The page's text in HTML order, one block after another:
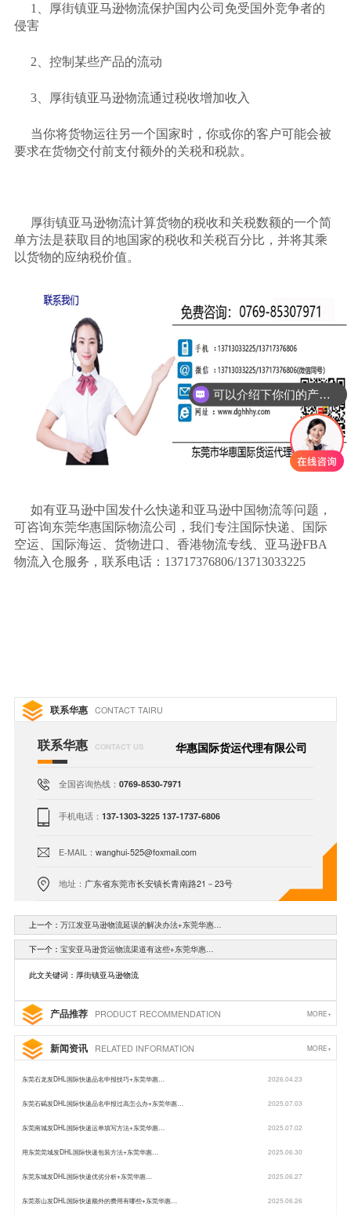
1、厚街镇亚马逊物流保护国内公司免受国外竞争者的
侵害
2、控制某些产品的流动
3、厚街镇亚马逊物流通过税收增加收入
当你将货物运往另一个国家时，你或你的客户可能会被
要求在货物交付前支付额外的关税和税款。
厚街镇亚马逊物流计算货物的税收和关税数额的一个简
单方法是获取目的地国家的税收和关税百分比，并将其乘
以货物的应纳税价值。
如有亚马逊中国发什么快递和亚马逊中国物流等问题，
可咨询东莞华惠国际物流公司，我们专注国际快递、国际
空运、国际海运、货物进口、香港物流专线、亚马逊FBA
物流入仓服务，联系电话：13717376806/13713033225
联系华惠 CONTACT TAIRU
联系华惠 CONTACT US 华惠国际货运代理有限公司
全国咨询热线：0769-8530-7971
手机电话：137-1303-3225 137-1737-6806
E-MAIL：wanghui-525@foxmail.com
地址： 广东省东莞市长安镇长青南路21－23号
上一个： 万江发亚马逊物流延误的解决办法+东莞华惠…
下一个： 宝安亚马逊货运物流渠道有这些+东莞华惠…
此文关键词：厚街镇亚马逊物流
产品推荐 PRODUCT RECOMMENDATION MORE+
新闻资讯 RELATED INFORMATION MORE+
东莞石龙发DHL国际快递品名申报技巧+东莞华惠… 2026.04.23
东莞石碣发DHL国际快递品名申报过高怎么办+东莞华惠… 2025.07.03
东莞南城发DHL国际快递运单填写方法+东莞华惠… 2025.07.02
用东莞莞城发DHL国际快递包装方法+东莞华惠… 2025.06.30
东莞东城发DHL国际快递优劣分析+东莞华惠… 2025.06.27
东莞茶山发DHL国际快递额外的费用有哪些+东莞华惠… 2025.06.26
可以介绍下你们的产品么